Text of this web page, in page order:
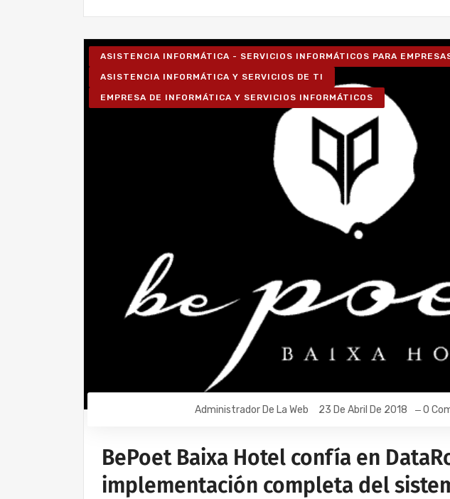
ASISTENCIA INFORMÁTICA - SERVICIOS INFORMÁTICOS PARA
ASISTENCIA INFORMÁTICA Y SERVICIOS DE TI
EMPRESA DE INFORMÁTICA Y SERVICIOS INFORMÁTICOS
Administrador De La Web 23 De Abril De 2018 0
BePoet Baixa Hotel confía en
implementación completa del